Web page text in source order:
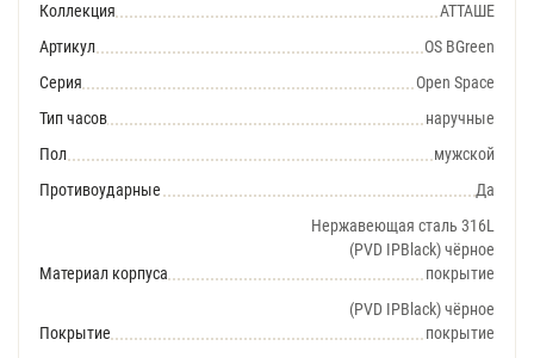
Коллекция
АТТАШЕ
Артикул
OS BGreen
Серия
Open Space
Тип часов
наручные
Пол
мужской
Противоударные
Да
Материал корпуса
Нержавеющая сталь 316L
(PVD IPBlack) чёрное
покрытие
Покрытие
(PVD IPBlack) чёрное
покрытие